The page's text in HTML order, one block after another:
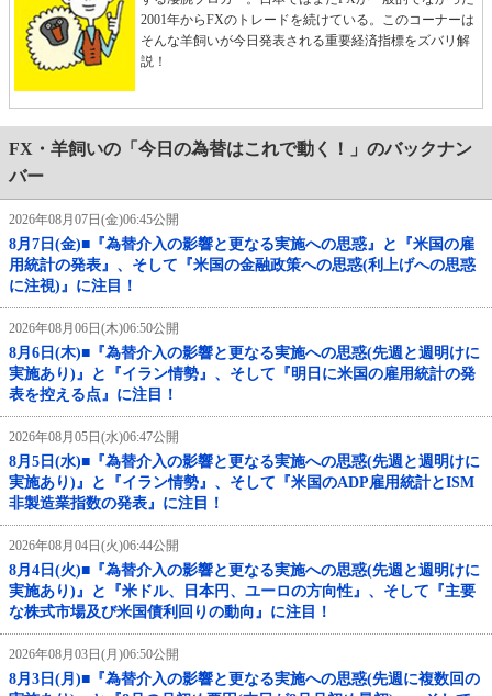
2001年からFXのトレードを続けている。このコーナーは
そんな羊飼いが今日発表される重要経済指標をズバリ解
説！
FX・羊飼いの「今日の為替はこれで動く！」のバックナン
バー
2026年08月07日(金)06:45公開
8月7日(金)■『為替介入の影響と更なる実施への思惑』と『米国の雇
用統計の発表』、そして『米国の金融政策への思惑(利上げへの思惑
に注視)』に注目！
2026年08月06日(木)06:50公開
8月6日(木)■『為替介入の影響と更なる実施への思惑(先週と週明けに
実施あり)』と『イラン情勢』、そして『明日に米国の雇用統計の発
表を控える点』に注目！
2026年08月05日(水)06:47公開
8月5日(水)■『為替介入の影響と更なる実施への思惑(先週と週明けに
実施あり)』と『イラン情勢』、そして『米国のADP雇用統計とISM
非製造業指数の発表』に注目！
2026年08月04日(火)06:44公開
8月4日(火)■『為替介入の影響と更なる実施への思惑(先週と週明けに
実施あり)』と『米ドル、日本円、ユーロの方向性』、そして『主要
な株式市場及び米国債利回りの動向』に注目！
2026年08月03日(月)06:50公開
8月3日(月)■『為替介入の影響と更なる実施への思惑(先週に複数回の